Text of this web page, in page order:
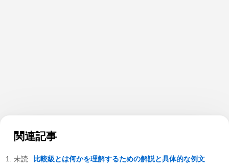
関連記事
比較級とは何かを理解するための解説と具体的な例文